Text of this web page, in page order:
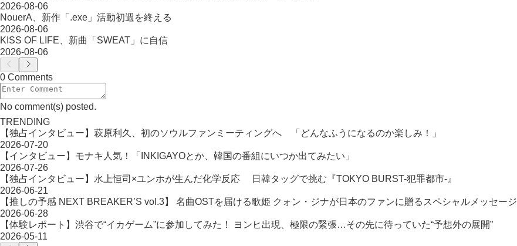
2026-08-06
NouerA、新作「.exe」活動初週を終える
2026-08-06
KISS OF LIFE、新曲「SWEAT」に自信
2026-08-06
0 Comments
No comment(s) posted.
TRENDING
【独占インタビュー】萩原利久、初のソウルファンミーティングへ 「どんなふうになるのか楽しみ！」
2026-07-20
【インタビュー】モナキ人気！「INKIGAYOとか、韓国の番組にいつか出てみたい」
2026-07-26
【独占インタビュー】水上恒司×ユンホが生んだ化学反応 日韓タッグで挑む『TOKYO BURST-犯罪都市-』
2026-06-21
【推しの予感 NEXT BREAKER’S vol.3】 名曲OSTを届ける歌姫 クォン・ジナが日本のファンに贈るスペシャルメッセージ
2026-06-28
【体験レポート】渋谷で“イカゲーム”に参加してみた！ ヨンヒ出現、極限の緊張…その先に待っていた“予想外の展開”
2026-05-11